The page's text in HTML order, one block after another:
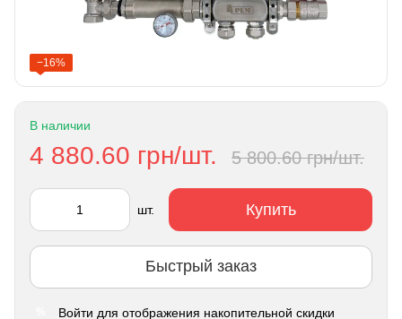
−16%
В наличии
4 880.60 грн/шт. 5 800.60 грн/шт.
шт. Купить
Быстрый заказ
Войти для отображения накопительной скидки